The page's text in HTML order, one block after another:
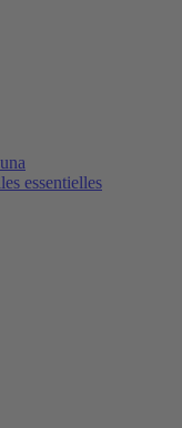
essentielles